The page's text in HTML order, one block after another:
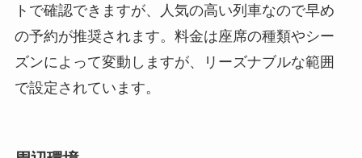
列車の運行シーズンは主に春から秋にかけてで、
多くの観光客が訪れるこの期間は特に人気があり
ます。運行日程やチケット情報は公式の観光サイ
の予約が推奨されます。料金は座席の種類やシー